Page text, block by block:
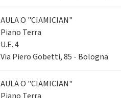
AULA O "CIAMICIAN"
Piano Terra
U.E. 4
Via Piero Gobetti, 85 - Bologna
AULA O "CIAMICIAN"